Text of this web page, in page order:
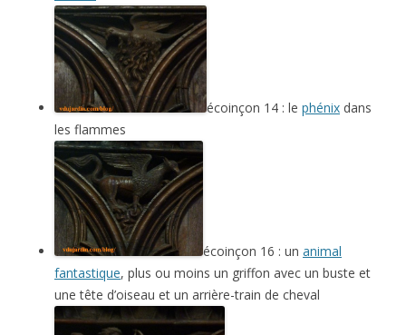
écoinçon 14 : le phénix dans
les flammes
écoinçon 16 : un animal
fantastique, plus ou moins un griffon avec un buste et
une tête d’oiseau et un arrière-train de cheval